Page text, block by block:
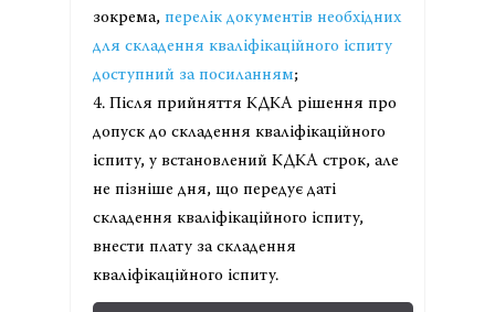
зокрема, перелік документів необхідних
для складення кваліфікаційного іспиту
доступний за посиланням;
4. Після прийняття КДКА рішення про
допуск до складення кваліфікаційного
іспиту, у встановлений КДКА строк, але
не пізніше дня, що передує даті
складення кваліфікаційного іспиту,
внести плату за складення
кваліфікаційного іспиту.